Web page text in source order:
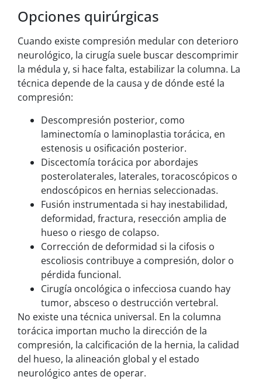
Opciones quirúrgicas
Cuando existe compresión medular con deterioro
neurológico, la cirugía suele buscar descomprimir
la médula y, si hace falta, estabilizar la columna. La
técnica depende de la causa y de dónde esté la
compresión:
Descompresión posterior, como
laminectomía o laminoplastia torácica, en
estenosis u osificación posterior.
Discectomía torácica por abordajes
posterolaterales, laterales, toracoscópicos o
endoscópicos en hernias seleccionadas.
Fusión instrumentada si hay inestabilidad,
deformidad, fractura, resección amplia de
hueso o riesgo de colapso.
Corrección de deformidad si la cifosis o
escoliosis contribuye a compresión, dolor o
pérdida funcional.
Cirugía oncológica o infecciosa cuando hay
tumor, absceso o destrucción vertebral.
No existe una técnica universal. En la columna
torácica importan mucho la dirección de la
compresión, la calcificación de la hernia, la calidad
del hueso, la alineación global y el estado
neurológico antes de operar.